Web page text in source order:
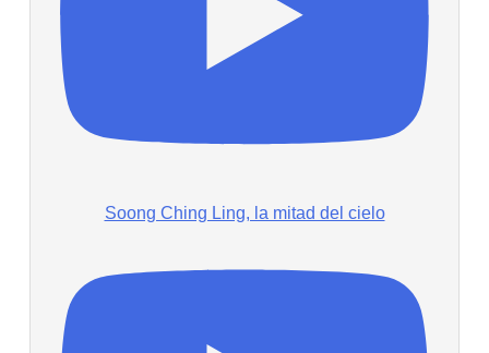
Soong Ching Ling, la mitad del cielo